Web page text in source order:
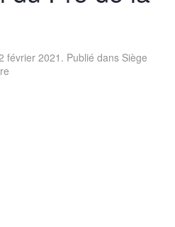
février 2021 . Publié dans Siège